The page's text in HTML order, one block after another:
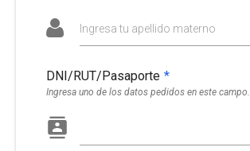
Ingresa tu apellido materno
DNI/RUT/Pasaporte *
Ingresa uno de los datos pedidos en este campo.